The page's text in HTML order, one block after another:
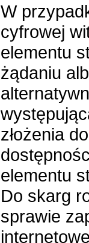
W
cyfrowej
elementu
żądaniu
złożenia
elementu
Do skarg
sprawie